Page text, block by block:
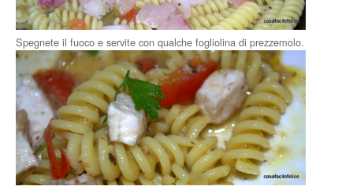
Spegnete il fuoco e servite con qualche fogliolina di prezzemolo.